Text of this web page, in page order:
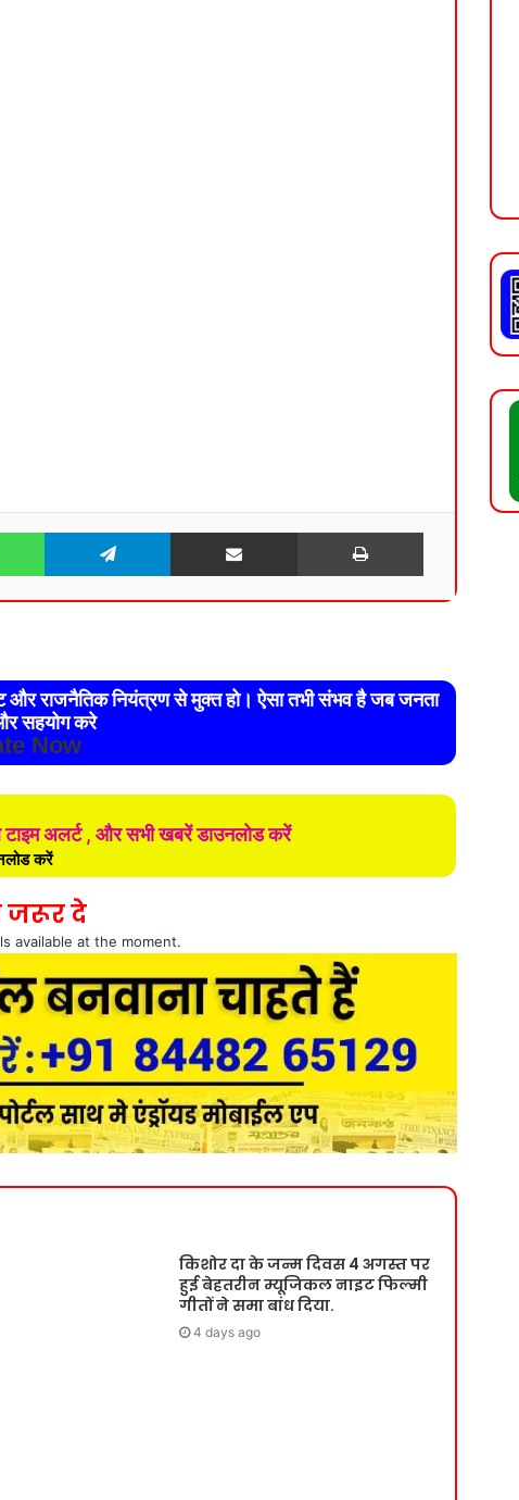
WhatsApp Telegram Share via Email Print
और राजनैतिक नियंत्रण से मुक्त हो। ऐसा तभी संभव है जब जनता
सहयोग करे
Now
टाइम अलर्ट , और सभी खबरें डाउनलोड करें
करें
जरूर दे
available at the moment.
किशोर दा के जन्म दिवस 4 अगस्त पर
हुई बेहतरीन म्यूजिकल नाइट फिल्मी
गीतों ने समा बांध दिया.
4 days ago